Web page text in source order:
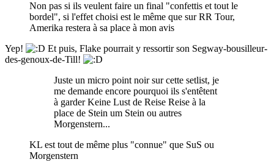
Non pas si ils veulent faire un final "confettis et tout le
bordel", si l'effet choisi est le même que sur RR Tour,
Amerika restera à sa place à mon avis
Yep!
Et puis, Flake pourrait y ressortir son Segway-bousilleur-
des-genoux-de-Till!
Juste un micro point noir sur cette setlist, je
me demande encore pourquoi ils s'entêtent
à garder Keine Lust de Reise Reise à la
place de Stein um Stein ou autres
Morgenstern...
KL est tout de même plus "connue" que SuS ou
Morgenstern